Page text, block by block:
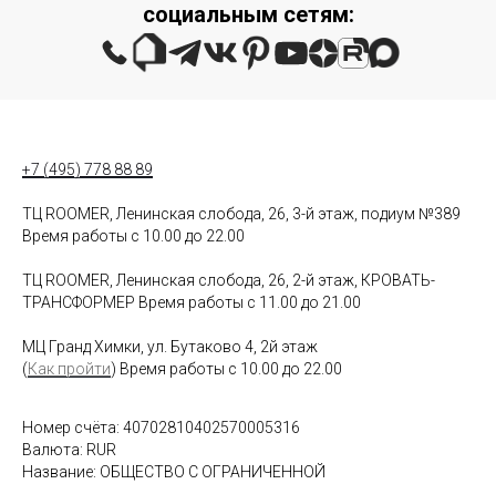
социальным сетям:
+7 (495) 778 88 89
ТЦ ROOMER, Ленинская слобода, 26, 3-й этаж, подиум №389
Время работы с 10.00 до 22.00
ТЦ ROOMER, Ленинская слобода, 26, 2-й этаж, КРОВАТЬ-
ТРАНСФОРМЕР Время работы с 11.00 до 21.00
МЦ Гранд Химки, ул. Бутаково 4, 2й этаж
(Как пройти) Время работы с 10.00 до 22.00
Номер счёта: 40702810402570005316
Валюта: RUR
Название: ОБЩЕСТВО С ОГРАНИЧЕННОЙ